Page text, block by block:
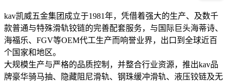
kav凯威五金集团成立于1981年，凭借着强大的生产、及数千
款普通与特殊滑轨铰链的完善配套服务，与国际巨头海蒂诗、
海福乐、FGV等OEM代工生产而响誉业界，出口到全球近百
个国家和地区。
大规模生产与严格的品质控制，并整合行业资源，推出kav品
牌豪华骑马抽、隐藏阻尼滑轨、钢珠缓冲滑轨、液压铰链及无